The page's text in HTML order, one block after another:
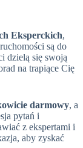
Eksperckich,
są do
dzielą się swoją
na trapiące Cię
darmowy, a
pytań i
z ekspertami i
aby zyskać